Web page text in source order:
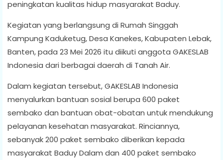
peningkatan kualitas hidup masyarakat Baduy.
Kegiatan yang berlangsung di Rumah Singgah
Kampung Kaduketug, Desa Kanekes, Kabupaten Lebak,
Banten, pada 23 Mei 2026 itu diikuti anggota GAKESLAB
Indonesia dari berbagai daerah di Tanah Air.
Dalam kegiatan tersebut, GAKESLAB Indonesia
menyalurkan bantuan sosial berupa 600 paket
sembako dan bantuan obat-obatan untuk mendukung
pelayanan kesehatan masyarakat. Rinciannya,
sebanyak 200 paket sembako diberikan kepada
masyarakat Baduy Dalam dan 400 paket sembako